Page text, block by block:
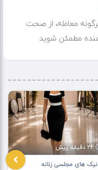
معامله، از صحت
مطمئن شوید
24 دقیقه پیش
های مجلسی زنانه